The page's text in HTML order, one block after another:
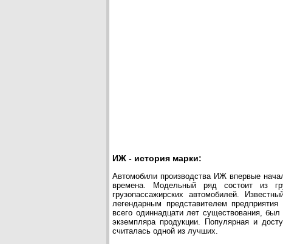
ИЖ - история марки:
Автомобили производства ИЖ впервые
времена. Модельный ряд состоит из
грузопассажирских автомобилей.
легендарным представителем
всего одиннадцати лет существования,
экземпляра продукции. Популярная и
считалась одной из лучших.